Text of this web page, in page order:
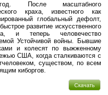
После масштабного
краха, известного как
глобальный дефолт,
развитие искусственного
и теперь человечество
Устойчивой войны. Бывшие
и колесят по выжженному
США, когда сталкиваются с
существом, по всем
киборгов.
Скачать